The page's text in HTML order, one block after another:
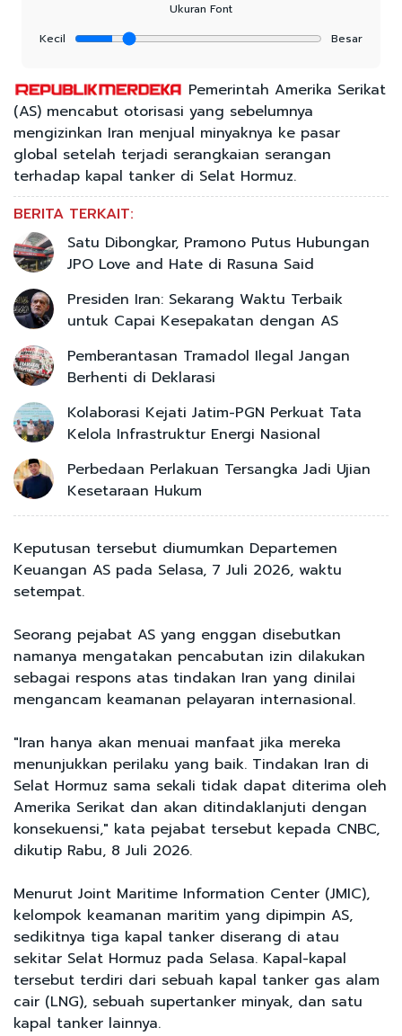
Ukuran Font
Kecil
Besar
Pemerintah Amerika Serikat
(AS) mencabut otorisasi yang sebelumnya
mengizinkan Iran menjual minyaknya ke pasar
global setelah terjadi serangkaian serangan
terhadap kapal tanker di Selat Hormuz.
BERITA TERKAIT:
Satu Dibongkar, Pramono Putus Hubungan
JPO Love and Hate di Rasuna Said
Presiden Iran: Sekarang Waktu Terbaik
untuk Capai Kesepakatan dengan AS
Pemberantasan Tramadol Ilegal Jangan
Berhenti di Deklarasi
Kolaborasi Kejati Jatim-PGN Perkuat Tata
Kelola Infrastruktur Energi Nasional
Perbedaan Perlakuan Tersangka Jadi Ujian
Kesetaraan Hukum
Keputusan tersebut diumumkan Departemen
Keuangan AS pada Selasa, 7 Juli 2026, waktu
setempat.
Seorang pejabat AS yang enggan disebutkan
namanya mengatakan pencabutan izin dilakukan
sebagai respons atas tindakan Iran yang dinilai
mengancam keamanan pelayaran internasional.
"Iran hanya akan menuai manfaat jika mereka
menunjukkan perilaku yang baik. Tindakan Iran di
Selat Hormuz sama sekali tidak dapat diterima oleh
Amerika Serikat dan akan ditindaklanjuti dengan
konsekuensi," kata pejabat tersebut kepada CNBC,
dikutip Rabu, 8 Juli 2026.
Menurut Joint Maritime Information Center (JMIC),
kelompok keamanan maritim yang dipimpin AS,
sedikitnya tiga kapal tanker diserang di atau
sekitar Selat Hormuz pada Selasa. Kapal-kapal
tersebut terdiri dari sebuah kapal tanker gas alam
cair (LNG), sebuah supertanker minyak, dan satu
kapal tanker lainnya.